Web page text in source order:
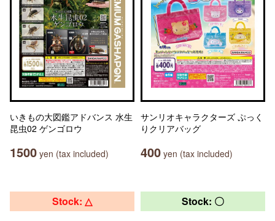
いきもの大図鑑アドバンス 水生
昆虫02 ゲンゴロウ
1500 yen (tax included)
サンリオキャラクターズ ぷっく
りクリアバッグ
400 yen (tax included)
Stock: △ Stock: 〇